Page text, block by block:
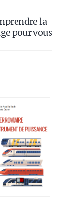
la
pour vous